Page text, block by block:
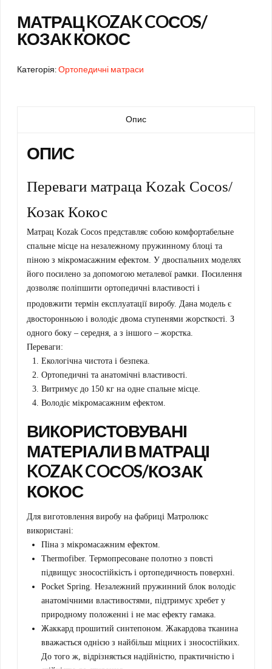
МАТРАЦ KOZAK COСOS/
КОЗАК КОКОС
Категорія:Ортопедичні матраси
Опис
ОПИС
Переваги матрацаKozak Coсos/
Козак Кокос
Матрац Kozak Coсos представляє собою комфортабельне
спальне місце на незалежному пружинному блоці та
піною з мікромасажним ефектом. У двоспальних моделях
його посилено за допомогою металевої рамки. Посилення
дозволяє поліпшити ортопедичні властивості і
продовжити термін експлуатації виробу. Дана модель є
двосторонньою і володіє двома ступенями жорсткості. З
одного боку – середня, а з іншого – жорстка.
Переваги:
Екологічна чистота і безпека.
Ортопедичні та анатомічні властивості.
Витримує до 150 кг на одне спальне місце.
Володіє мікромасажним ефектом.
ВИКОРИСТОВУВАНІ
МАТЕРІАЛИ В МАТРАЦІ
KOZAK COСOS/КОЗАК
КОКОС
Для виготовлення виробу на фабриці Матролюкс
використані:
Піна з мікромасажним ефектом.
Thermofiber. Термопресоване полотно з повсті
підвищує зносостійкість і ортопедичность поверхні.
Pocket Spring. Незалежний пружинний блок володіє
анатомічними властивостями, підтримує хребет у
природному положенні і не має ефекту гамака.
Жаккард прошитий синтепоном. Жакардова тканина
вважається однією з найбільш міцних і зносостійких.
До того ж, відрізняється надійністю, практичністю і